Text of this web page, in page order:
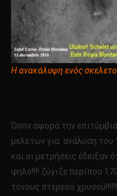
Η ανακάλυψη ενός
Όσον αφορά την
μελετών για ανάλυση του
και οι μετρήσεις έδειξαν
ψηλό!!!! ζύγιζε περίπου
τόνους στερεού χρυσού!!!!!!